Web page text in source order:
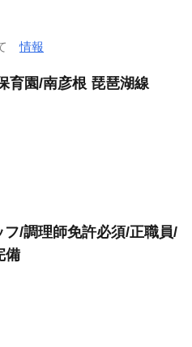
て情報
育園/南彦根 琵琶湖線
フ/調理師免許必須/正職員/
備